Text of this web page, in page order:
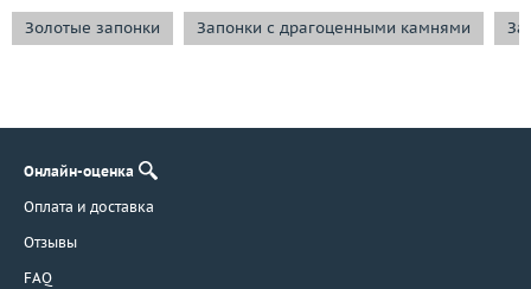
Золотые запонки Запонки с драгоценными камнями
Онлайн-оценка
Оплата и доставка
Отзывы
FAQ